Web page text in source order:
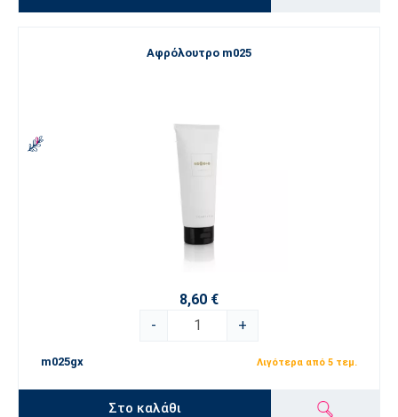
Αφρόλουτρο m025
8,60 €
-
+
m025gx Λιγότερα από 5 τεμ.
Στο καλάθι